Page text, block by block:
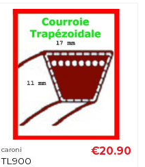
caroni
TL900
€20.90